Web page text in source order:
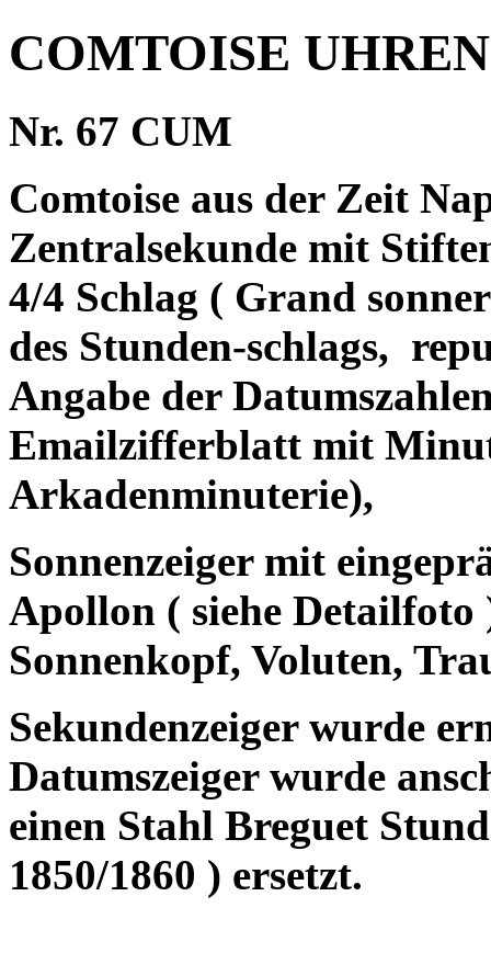
COMTOISE
Nr. 67 CUM
Comtoise aus der Zeit
Zentralsekunde mit
4/4 Schlag ( Grand
des Stunden-schlags,
Angabe der
Emailzifferblatt mit
Arkadenminuterie),
Sonnenzeiger mit
Apollon ( siehe Detailfoto
Sonnenkopf, Voluten,
Sekundenzeiger wurde
Datumszeiger wurde
einen Stahl Breguet
1850/1860 ) ersetzt.